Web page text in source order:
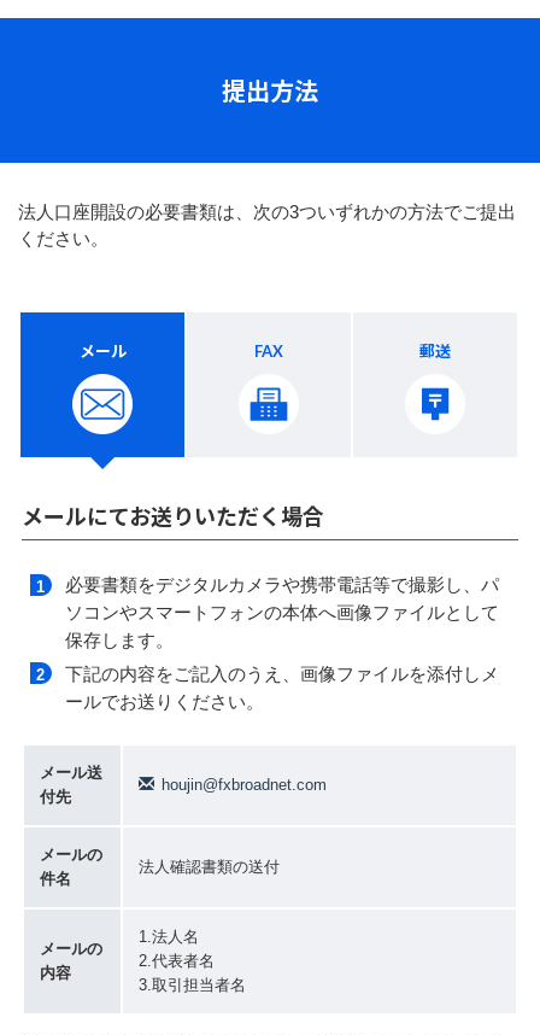
提出方法
法人口座開設の必要書類は、次の3ついずれかの方法でご提出
ください。
メール FAX 郵送
メールにてお送りいただく場合
必要書類をデジタルカメラや携帯電話等で撮影し、パ
ソコンやスマートフォンの本体へ画像ファイルとして
保存します。
下記の内容をご記入のうえ、画像ファイルを添付しメ
ールでお送りください。
メール送
付先
houjin@fxbroadnet.com
メールの
件名
法人確認書類の送付
メールの
内容
1.法人名
2.代表者名
3.取引担当者名